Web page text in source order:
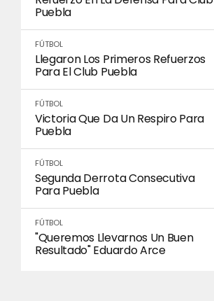
Puebla
FÚTBOL
Llegaron Los Primeros Refuerzos
Para El Club Puebla
FÚTBOL
Victoria Que Da Un Respiro Para
Puebla
FÚTBOL
Segunda Derrota Consecutiva
Para Puebla
FÚTBOL
"Queremos Llevarnos Un Buen
Resultado" Eduardo Arce